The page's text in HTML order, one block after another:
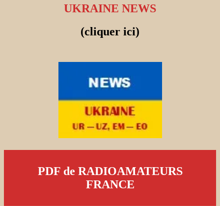
UKRAINE NEWS
(cliquer ici)
PDF de RADIOAMATEURS
FRANCE